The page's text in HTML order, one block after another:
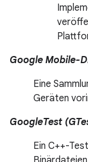
Google Mobile-
Eine
Geräten
GoogleTest
Ein C++-